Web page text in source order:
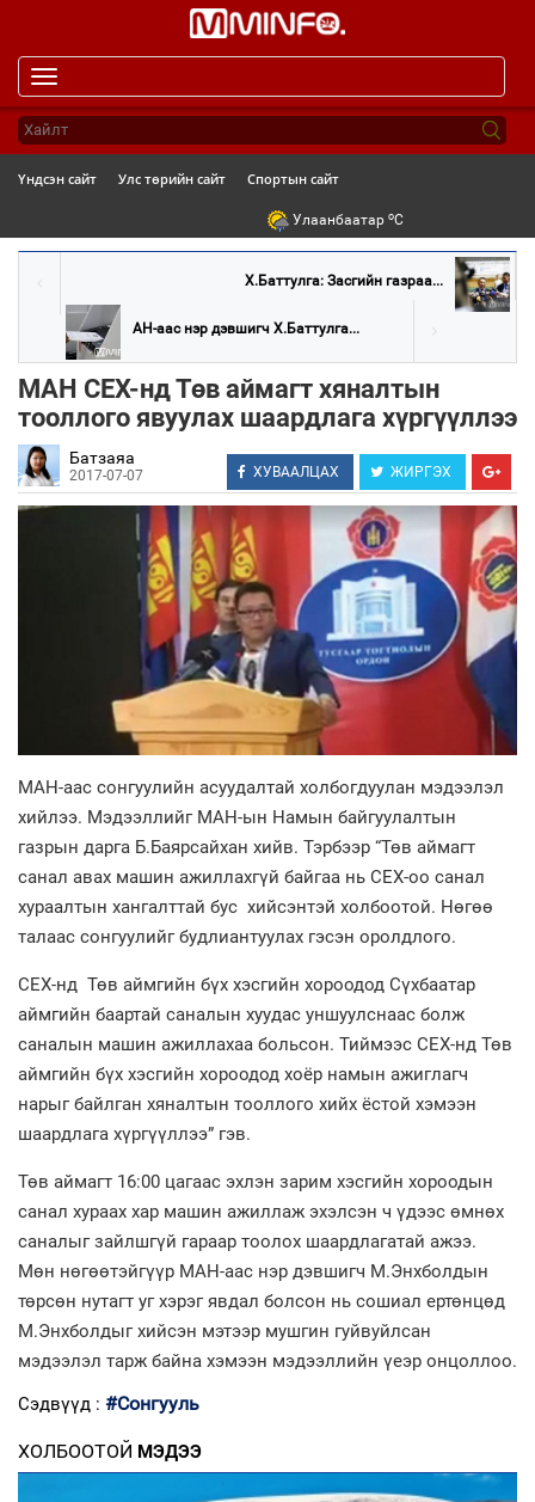
navigation
Үндсэн сайт Улс төрийн сайт Спортын сайт
Улаанбаатар oC
Х.Баттулга: Засгийн газраа...
АН-аас нэр дэвшигч Х.Баттулга...
МАН СЕХ-нд Төв аймагт хяналтын
тооллого явуулах шаардлага хүргүүллээ
Батзаяа
2017-07-07 ХУВААЛЦАХ ЖИРГЭХ
МАН-аас сонгуулийн асуудалтай холбогдуулан мэдээлэл
хийлээ. Мэдээллийг МАН-ын Намын байгуулалтын
газрын дарга Б.Баярсайхан хийв. Тэрбээр “Төв аймагт
санал авах машин ажиллахгүй байгаа нь СЕХ-оо санал
хураалтын хангалттай бус хийсэнтэй холбоотой. Нөгөө
талаас сонгуулийг будлиантуулах гэсэн оролдлого.
СЕХ-нд Төв аймгийн бүх хэсгийн хороодод Сүхбаатар
аймгийн баартай саналын хуудас уншуулснаас болж
саналын машин ажиллахаа больсон. Тиймээс СЕХ-нд Төв
аймгийн бүх хэсгийн хороодод хоёр намын ажиглагч
нарыг байлган хяналтын тооллого хийх ёстой хэмээн
шаардлага хүргүүллээ” гэв.
Төв аймагт 16:00 цагаас эхлэн зарим хэсгийн хороодын
санал хураах хар машин ажиллаж эхэлсэн ч үдээс өмнөх
саналыг зайлшгүй гараар тоолох шаардлагатай ажээ.
Мөн нөгөөтэйгүүр МАН-аас нэр дэвшигч М.Энхболдын
төрсөн нутагт уг хэрэг явдал болсон нь сошиал ертөнцөд
М.Энхболдыг хийсэн мэтээр мушгин гуйвуйлсан
мэдээлэл тарж байна хэмээн мэдээллийн үеэр онцоллоо.
Сэдвүүд : #Сонгууль
ХОЛБООТОЙ МЭДЭЭ